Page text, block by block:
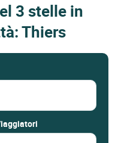
3 stelle in
Thiers